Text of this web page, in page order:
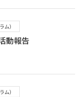
ム）
動報告
ム）